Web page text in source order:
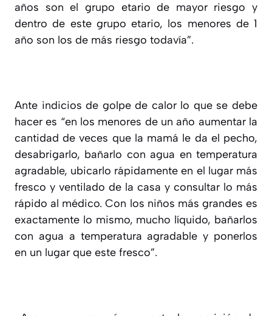
años son el grupo etario de mayor riesgo y
dentro de este grupo etario, los menores de 1
año son los de más riesgo todavía”.
Ante indicios de golpe de calor lo que se debe
hacer es “en los menores de un año aumentar la
cantidad de veces que la mamá le da el pecho,
desabrigarlo, bañarlo con agua en temperatura
agradable, ubicarlo rápidamente en el lugar más
fresco y ventilado de la casa y consultar lo más
rápido al médico. Con los niños más grandes es
exactamente lo mismo, mucho líquido, bañarlos
con agua a temperatura agradable y ponerlos
en un lugar que este fresco”.